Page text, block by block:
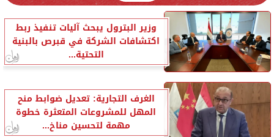
وزير البترول يبحث آليات تنفيذ ربط
اكتشافات الشركة في قبرص بالبنية
التحتية...
الغرف التجارية: تعديل ضوابط منح
المهل للمشروعات المتعثرة خطوة
مهمة لتحسين مناخ...